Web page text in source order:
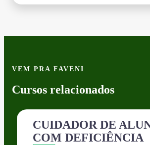
VEM PRA FAVENI
Cursos relacionados
CUIDADOR DE
COM DEFICIÊNCIA